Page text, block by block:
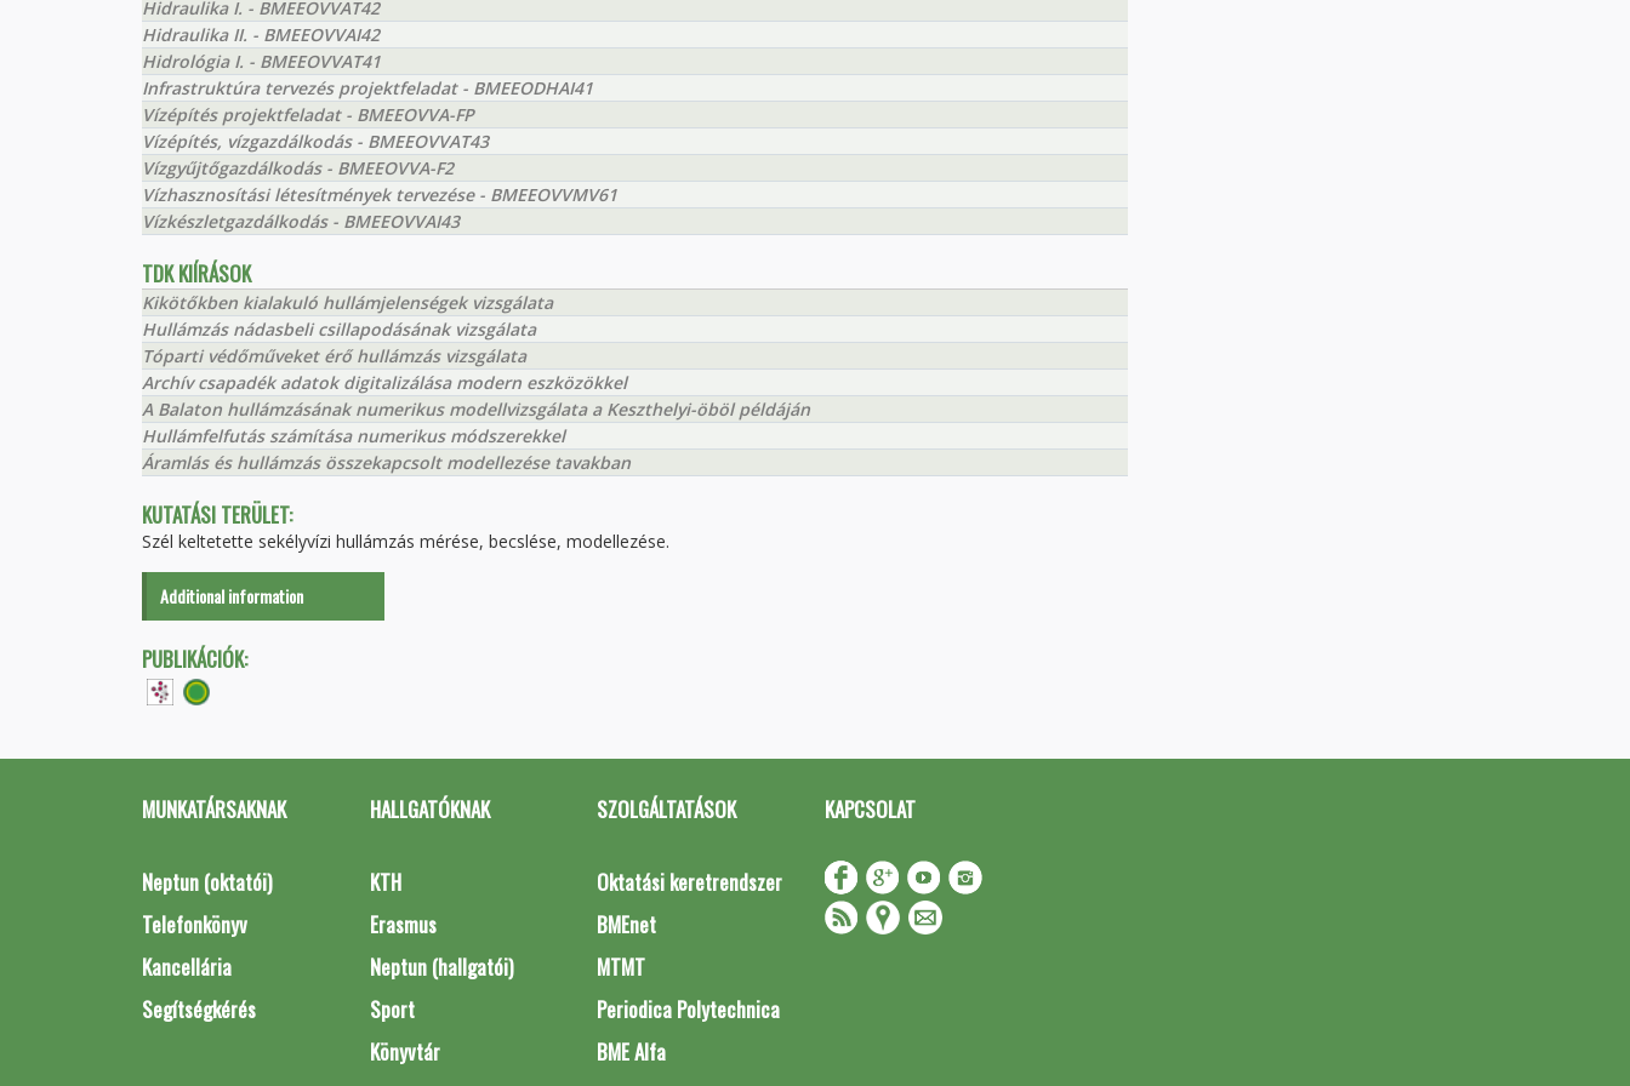
Hidraulika I. - BMEEOVVAT42
Hidraulika II. - BMEEOVVAI42
Hidrológia I. - BMEEOVVAT41
Infrastruktúra tervezés projektfeladat - BMEEODHAI41
Vízépítés projektfeladat - BMEEOVVA-FP
Vízépítés, vízgazdálkodás - BMEEOVVAT43
Vízgyűjtőgazdálkodás - BMEEOVVA-F2
Vízhasznosítási létesítmények tervezése - BMEEOVVMV61
Vízkészletgazdálkodás - BMEEOVVAI43
TDK KIÍRÁSOK
Kikötőkben kialakuló hullámjelenségek vizsgálata
Hullámzás nádasbeli csillapodásának vizsgálata
Tóparti védőműveket érő hullámzás vizsgálata
Archív csapadék adatok digitalizálása modern eszközökkel
A Balaton hullámzásának numerikus modellvizsgálata a Keszthelyi-öböl példáján
Hullámfelfutás számítása numerikus módszerekkel
Áramlás és hullámzás összekapcsolt modellezése tavakban
KUTATÁSI TERÜLET:
Szél keltetette sekélyvízi hullámzás mérése, becslése, modellezése.
Additional information
PUBLIKÁCIÓK:
MUNKATÁRSAKNAK
Neptun (oktatói)
Telefonkönyv
Kancellária
Segítségkérés
HALLGATÓKNAK
KTH
Erasmus
Neptun (hallgatói)
Sport
Könyvtár
SZOLGÁLTATÁSOK
Oktatási keretrendszer
BMEnet
MTMT
Periodica Polytechnica
BME Alfa
KAPCSOLAT